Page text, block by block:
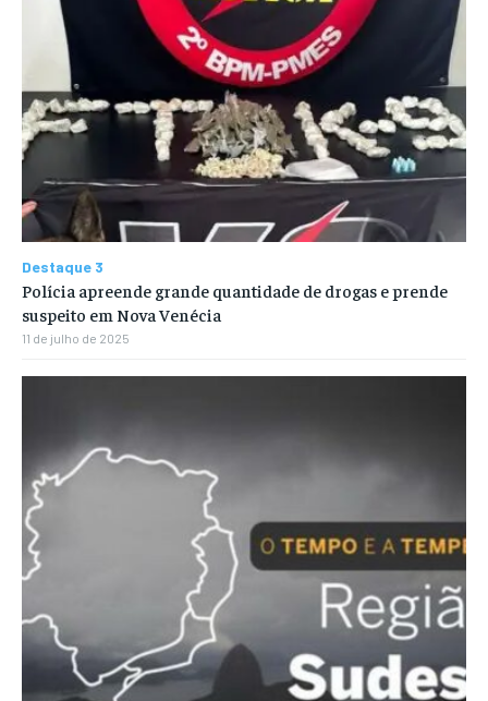
Destaque 3
Polícia apreende grande quantidade de drogas e prende
suspeito em Nova Venécia
11 de julho de 2025